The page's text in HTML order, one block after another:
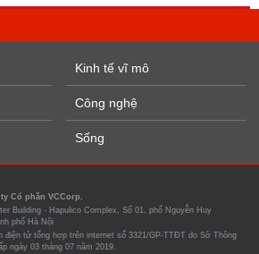
Kinh tế vĩ mô
Công nghệ
Sống
Cổ phần VCCorp.
Building - Hapulico Complex, Số 01, phố Nguyễn Huy
phố Hà Nội
điện tử tổng hợp trên internet số 3321/GP-TTĐT do Sở Thông
ngày 03 tháng 07 năm 2019.